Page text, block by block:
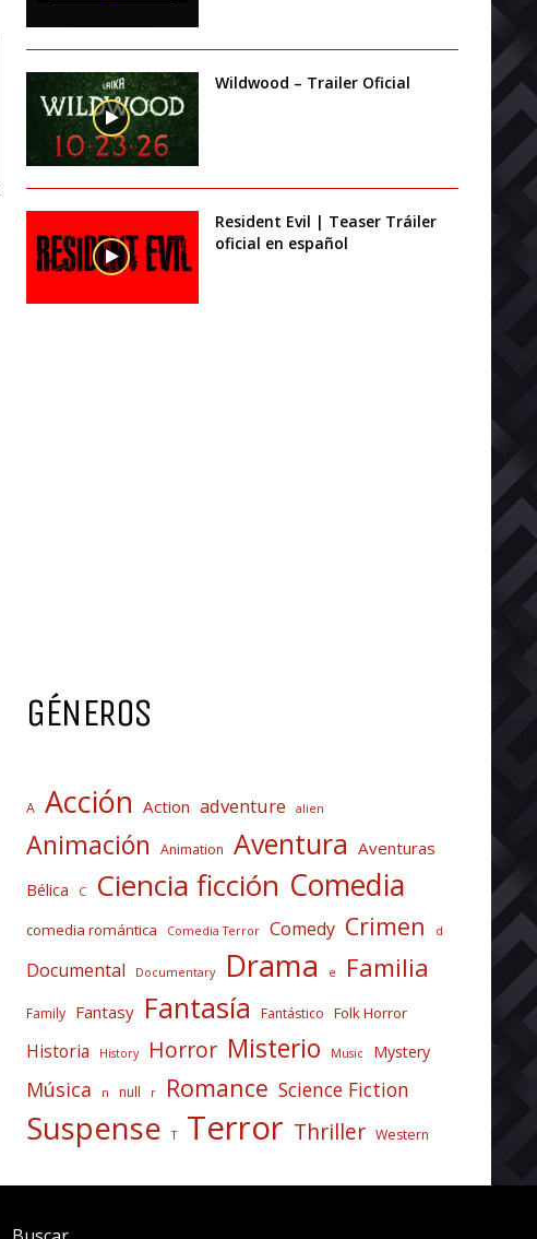
Wildwood – Trailer Oficial
Resident Evil | Teaser Tráiler
oficial en español
GÉNEROS
A Acción Action adventure alien
Animación Animation Aventura Aventuras
Bélica C Ciencia ficción Comedia
comedia romántica Comedia Terror Comedy Crimen d
Documental Documentary Drama e Familia
Family Fantasy Fantasía Fantástico Folk Horror
Historia History Horror Misterio Music Mystery
Música n null r Romance Science Fiction
Suspense T Terror Thriller Western